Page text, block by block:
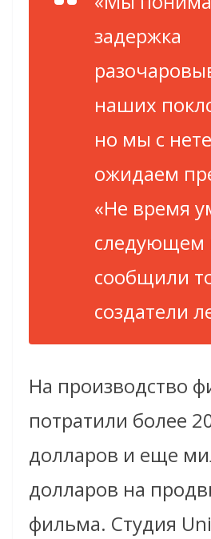
задержка
наших
но мы с
ожидаем
«Не время
следующем
сообщили
создатели
На производство
потратили более
долларов и еще
долларов на
фильма. Студия